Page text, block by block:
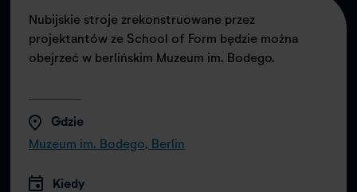
Nubijskie stroje zrekonstruowane przez
projektantów ze School of Form będzie można
obejrzeć w berlińskim Muzeum im. Bodego.
Gdzie
Muzeum im. Bodego, Berlin
Kiedy